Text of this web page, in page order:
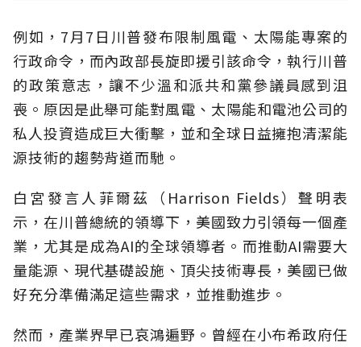
例如，7月7日川普發布限制風電、太陽能專案的
行政命令，而內政部長旋即援引該命令，執行川普
的政策意志，讓不少溫和派共和黨參議員感到沮
喪。原因是此舉可能對風電、太陽能和電池公司的
私人投資造成巨大衝擊，並和全球日益擁抱清潔能
源技術的趨勢背道而馳。
白宮發言人菲爾茲（Harrison Fields）聲明表
示，在川普總統的領導下，美國致力引領每一個產
業，尤其是成為AI的全球領導者。而推動AI需要大
量能源、現代基礎設施、頂尖技術專長，美國已做
好充分準備滿足這些需求，並推動進步。
然而，產業界早已哀鴻遍野。曾經在小布希政府任